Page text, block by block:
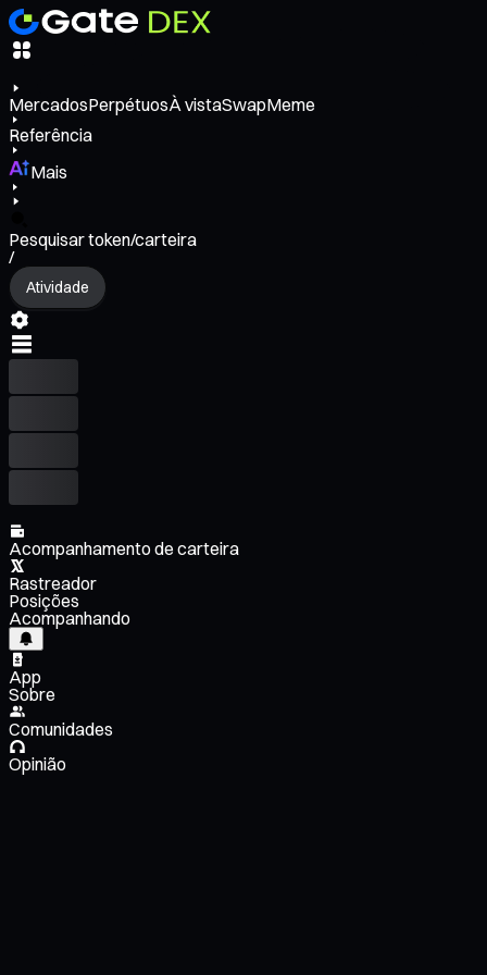
MercadosPerpétuosÀ vistaSwapMeme
Referência
Mais
Pesquisar token/carteira
/
Atividade
Acompanhamento de carteira
Rastreador
Posições
Acompanhando
App
Sobre
Comunidades
Opinião